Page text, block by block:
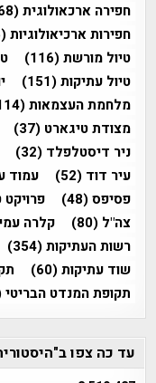
חפירה ארכאולוגית(168)
חפירות ארכיאולוגיות(166)
טיול מורשת(116)
טיול עתיקות(151)
מלחמת העצמאות(114)
מצודת טיגארט (37)
ניר דיסטלפלד (32)
עיר דוד (52) עמוד
פסיפס(48)
צה"ל (80) קלרה
רשות העתיקות(354)
שוד עתיקות(60)
תקופת המנדט הבריטי
עד כה צפו